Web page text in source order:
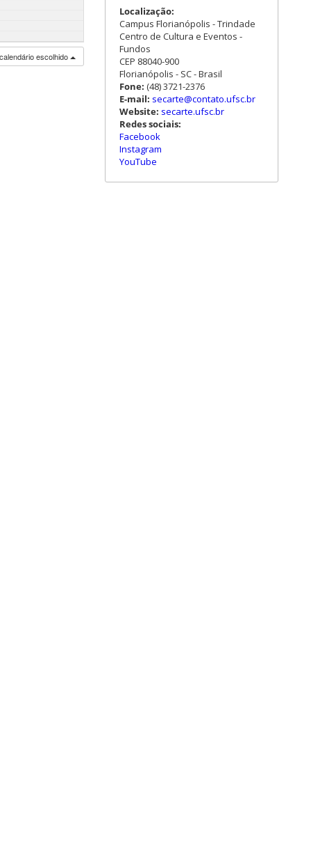
escolhido
Localização:
Campus Florianópolis - Trindade
Centro de Cultura e Eventos -
Fundos
CEP 88040-900
Florianópolis - SC - Brasil
Fone: (48) 3721-2376
E-mail: secarte@contato.ufsc.br
Website: secarte.ufsc.br
Redes sociais:
Facebook
Instagram
YouTube